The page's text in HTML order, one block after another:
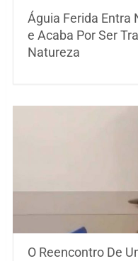
Águia Ferida Entra
e Acaba Por Ser
Natureza
O Reencontro De